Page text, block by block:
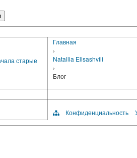
старые
Главная
›
Natallia Elisashvili
›
Блог
Конфиденциальность